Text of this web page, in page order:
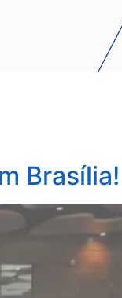
Brasília!